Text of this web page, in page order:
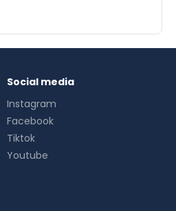
Social media
Instagram
Facebook
Tiktok
Youtube